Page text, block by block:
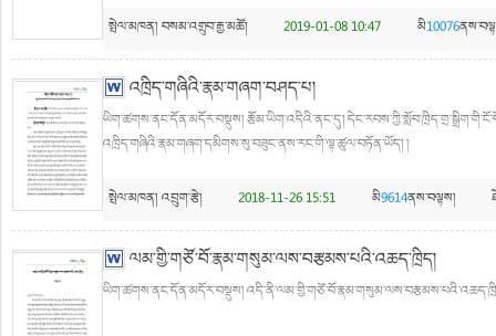
སྤེལ་མཁན། བསམ་འགྲུབ་རྒྱ་མཚོ། 2019-01-08 10:47 མི10076
འཁྲིད་གཞིའི་རྣམ་གཞག་བཤད་པ།
ཡིག་ཚགས་ནང་དོན་མདོར་བསྡུས། རྩོམ་ཡིག་འདིའི་ནང་དུ།
འཁྲིད་གཞིའི་རྣམ་གཞག་དམིགས་སུ་བཟུང་ནས་རང་གི་ལྟ་ཚུལ་བཏོན་ཡོད། །
སྤེལ་མཁན། འབྲུག་རྩེ། 2018-11-26 15:51 མི9614ནས་བལྟས།
ལམ་གྱི་གཙོ་བོ་རྣམ་གསུམ་ལས་བརྩམས་པའི་འཆད་ཁྲིད།
ཡིག་ཚགས་ནང་དོན་མདོར་བསྡུས།